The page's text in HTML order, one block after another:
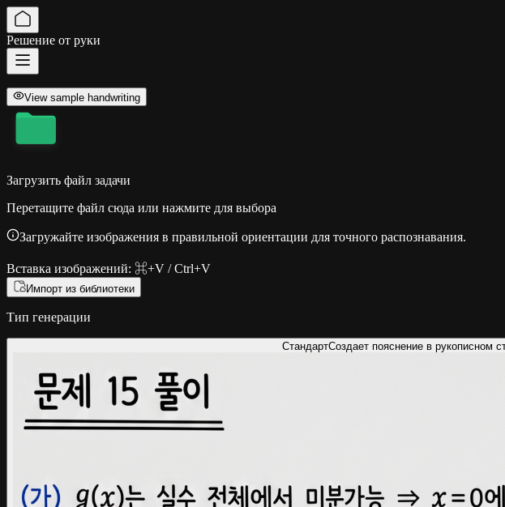
Решение от руки
View sample handwriting
Загрузить файл задачи
Перетащите файл сюда или нажмите для выбора
Загружайте изображения в правильной ориентации для точного распознавания.
Вставка изображений: ⌘+V / Ctrl+V
Импорт из библиотеки
Тип генерации
СтандартСоздает пояснение в рукописном